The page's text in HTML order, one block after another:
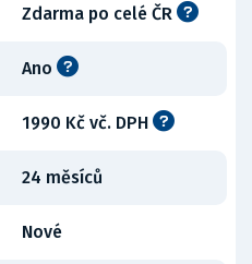
Zdarma po celé ČR
Ano
1990 Kč vč. DPH
24 měsíců
Nové